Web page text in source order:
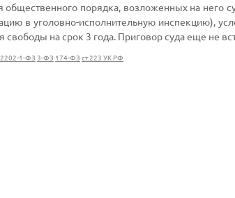
порядка, возложенных на него
в уголовно-исполнительную инспекцию),
на срок 3 года. Приговор суда еще не
2202-1-ФЗ 3-ФЗ 174-ФЗ ст.223 УК РФ